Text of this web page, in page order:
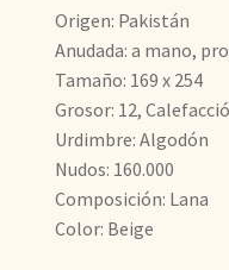
era:
Origen: Pakistán
Anudada: a mano,
Tamaño: 169 x 254
Grosor: 12,
Urdimbre: Algodón
Nudos: 160.000
Composición: Lana
Color: Beige